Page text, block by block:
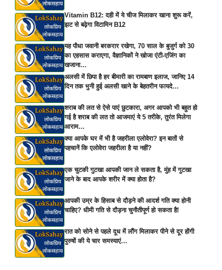
Vitamin B12: दही में ये चीज मिलाकर खाना शुरू करें,
झट से बढ़ेगा विटामिन B12
यह पौधा जवानी बरकरार रखेगा, 70 साल के बुजुर्ग को 30
का एहसास कराएगा, वैज्ञानिकों ने खोजा एंटी-एजिंग का
खजाना…
अलसी में छिपा है हर बीमारी का रामबाण इलाज, जानिए 14
दिन तक भुनी हुई अलसी खाने के बेहतरीन फायदे…
शराब की लत से ऐसे पाएं छुटकारा, अगर आपको भी बहुत हो
गई है शराब की लत तो आजमाएं ये 5 तरीके, तुरंत मिलेगा
आराम…
क्या आपके घर में भी है जहरीला एलोवेरा? इन बातों से
पहचानें कि एलोवेरा जहरीला है या नहीं?
एक चुटकी गुटखा आपकी जान ले सकता है, मुंह में गुटखा
जाने के बाद आपके शरीर में क्या होता है?
आपकी उम्र के हिसाब से दौड़ने की आदर्श गति क्या होनी
चाहिए? धीमी गति से दौड़ना चुनौतीपूर्ण हो सकता है!
रात को सोने से पहले दूध में लौंग मिलाकर पीने से दूर होंगी
पुरुषों की ये चार समस्याएं…